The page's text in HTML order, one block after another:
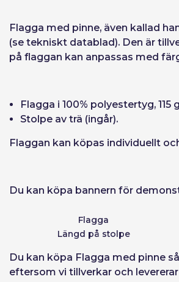
Flagga med pinne, även kallad
(se tekniskt datablad). Den är
på flaggan kan anpassas med
Flagga i 100% polyestertyg,
Stolpe av trä (ingår).
Flaggan kan köpas individuellt
Du kan köpa bannern för
Flagga
Längd på stolpe
Du kan köpa Flagga med pinne
eftersom vi tillverkar och